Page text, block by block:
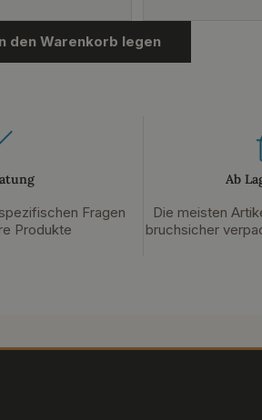
den Warenkorb legen
Fragen
Produkte
Ab
Die meisten
bruchsicher